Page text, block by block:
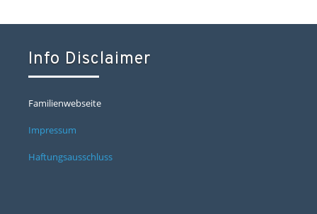
Info Disclaimer
Familienwebseite
Impressum
Haftungsausschluss